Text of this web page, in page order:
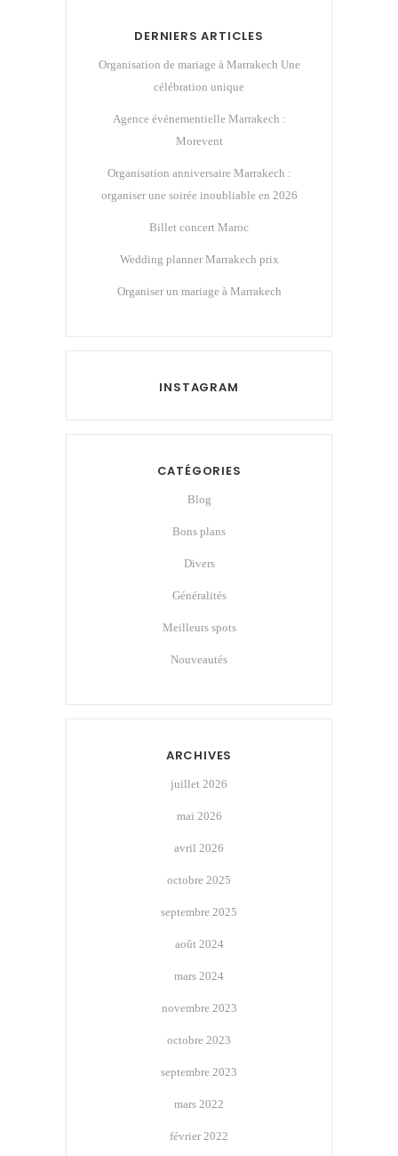
DERNIERS ARTICLES
Organisation de mariage à Marrakech Une
célébration unique
Agence événementielle Marrakech :
Morevent
Organisation anniversaire Marrakech :
organiser une soirée inoubliable en 2026
Billet concert Maroc
Wedding planner Marrakech prix
Organiser un mariage à Marrakech
INSTAGRAM
CATÉGORIES
Blog
Bons plans
Divers
Généralités
Meilleurs spots
Nouveautés
ARCHIVES
juillet 2026
mai 2026
avril 2026
octobre 2025
septembre 2025
août 2024
mars 2024
novembre 2023
octobre 2023
septembre 2023
mars 2022
février 2022